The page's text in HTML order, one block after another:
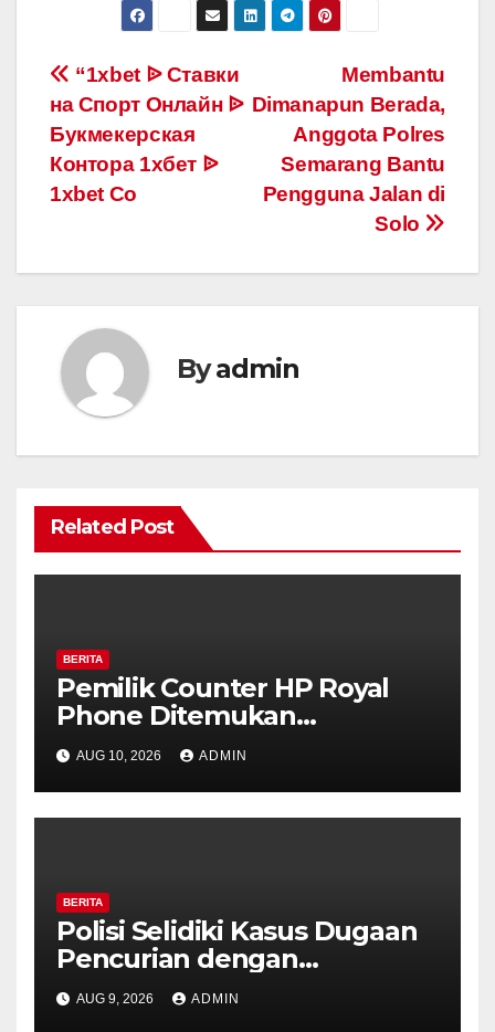
Post
navigation
Membantu
Dimanapun Berada,
Anggota Polres
Semarang Bantu
Pengguna Jalan di
Solo
“1xbet ᐉ Ставки
на Спорт Онлайн ᐉ
Букмекерская
Контора 1хбет ᐉ
1xbet Co
Byadmin
Related Post
BERITA
Pemilik Counter HP Royal
Phone Ditemukan
Meninggal di Dalam Mobil di
Grobogan, Polisi Dalami
Keterkaitan dengan Kasus
Pencurian.
AUG 10, 2026 ADMIN
BERITA
Polisi Selidiki Kasus Dugaan
Pencurian dengan
Kekerasan di Counter HP
Royal Phone Ambarawa.
AUG 9, 2026 ADMIN